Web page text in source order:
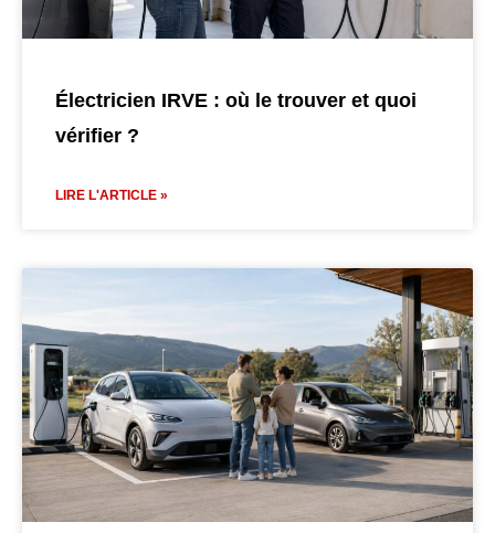
Électricien IRVE : où le trouver et quoi
vérifier ?
LIRE L'ARTICLE »